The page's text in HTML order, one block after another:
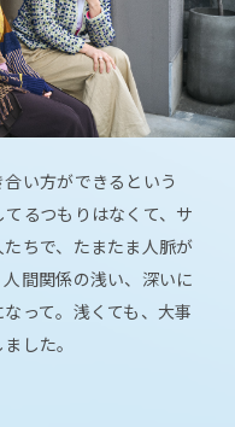
い方ができるという
るつもりはなくて、サ
ちで、たまたま人脈が
間関係の浅い、深いに
って。浅くても、大事
した。